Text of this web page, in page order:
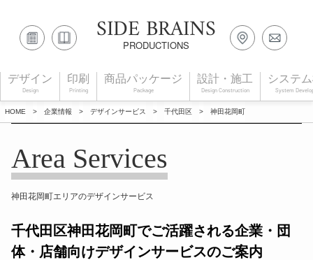
SIDE BRAINS
PRODUCTIONS
デザイン
Design
印刷
Printing
商品パッケージ
Package
設計・施工
Design Construction
システ
System
HOME > 企業情報 > デザインサービス > 千代田区 > 神田花岡町
Area Services
神田花岡町エリアのデザインサービス
千代田区神田花岡町でご活躍される企業・団
体・店舗向けデザインサービスのご案内